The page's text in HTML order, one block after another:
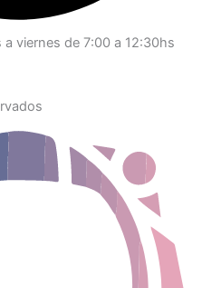
viernes de 7:00 a 12:30hs